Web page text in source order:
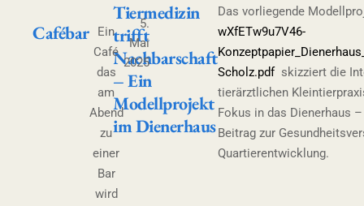
Tiermedizin
trifft
Nachbarschaft
– Ein
Modellprojekt
im Dienerhaus
Das vorliegende
wXfETw9u7V46-
Scholz.pdfskizziert die
tierärztlichen
Fokus in das Dienerhaus
Beitrag zur
Quartierentwicklung.
Cafébar
Ein
Café
das
am
Abend
zu
einer
Bar
wird
5.
Mai
2025